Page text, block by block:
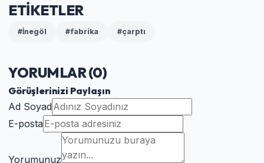
ETİKETLER
#İnegöl #fabrika #çarptı
YORUMLAR (0)
Görüşlerinizi Paylaşın
Ad Soyad
E-posta
Yorumunuz